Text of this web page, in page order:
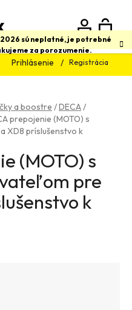
sú neplatné, je potrebné
za porozumenie.
Prihlásenie Registrácia
Hľadať
a boostre /DECA/
prepojenie (MOTO) s
XD8 príslušenstvo k
(MOTO) s
pre
k